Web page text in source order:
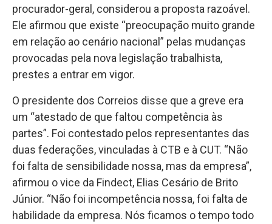
procurador-geral, considerou a proposta razoável.
Ele afirmou que existe “preocupação muito grande
em relação ao cenário nacional” pelas mudanças
provocadas pela nova legislação trabalhista,
prestes a entrar em vigor.
O presidente dos Correios disse que a greve era
um “atestado de que faltou competência às
partes”. Foi contestado pelos representantes das
duas federações, vinculadas à CTB e à CUT. “Não
foi falta de sensibilidade nossa, mas da empresa”,
afirmou o vice da Findect, Elias Cesário de Brito
Júnior. “Não foi incompetência nossa, foi falta de
habilidade da empresa. Nós ficamos o tempo todo